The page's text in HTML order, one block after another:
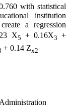
with statistical
institution
a regression
X5 + 0.16X3 +
+ 0.14 Zx2